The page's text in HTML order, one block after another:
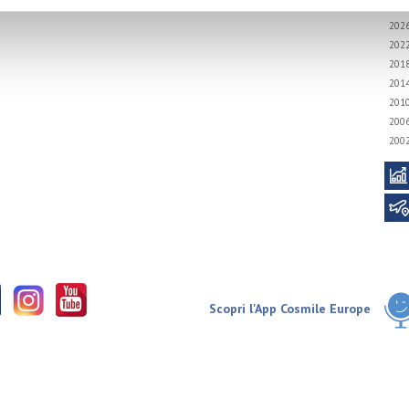
Scopri l'App Cosmile Europe